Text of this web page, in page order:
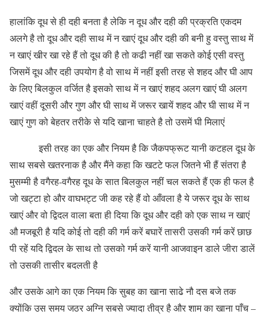
हालांकि दूध से ही दही बनता है लेकि न दूध और दही की प्रक्रति एकदम
अलगे है तो दूध और दही साथ में न खाएं दूध और दही की बनी हु वस्तु साथ में
न खाएं खीर खा रहे हैं तो दूध की है तो कढी नहीं खा सकते कोई एसी वस्तु
जिसमें दूध और दही उपयोग है वो साथ में नहीं इसी तरह से शहद और घी आप
के लिए बिलकुल वर्जित है इसको साथ में न खाएं शहद अलग खाएं घी अलग
खाएं वहीं दूसरी और गुण और घी साथ में जरूर खायें शहद और घी साथ में न
खाएं गुण को बेहतर तरीके से यदि खाना चाहते है तो उसमें घी मिलाएं
इसी तरह का एक और नियम है कि जैकपफ्रूट यानी कटहल दूध के
साथ सबसे खतरनाक है और मैंने कहा कि खटटे फल जितने भी हैं संतरा है
मुसम्मी है वगैरह-वगैरह दूध के सात बिलकुल नहीं चल सकते हैं एक ही फल है
जो खट्टा हो और वाघभट्ट जी कह रहे हैं वो आँवला है ये जरूर दूध के साथ
खाएं और वो द्विदल वाला बता ही दिया कि दूध और दही को एक साथ न खाएं
औ मजबूरी है यदि कोई तो दही की गर्म करें बघारें तासरी उसकी गर्म करें छाछ
पी रहें यदि द्विदल के साथ तो उसको गर्म करें यानी आजवाइन डाले जीरा डालें
तो उसकी तासीर बदलती है
और उसके आगे का एक नियम कि सुबह का खाना साढे नौ दस बजे तक
क्योंकि उस समय जठर अग्नि सबसे ज्यादा तीव्र है और शाम का खाना पाँच –